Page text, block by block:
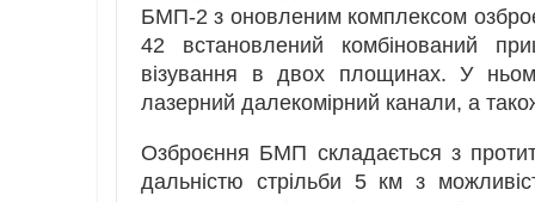
БМП-2 з оновленим комплексом
42 встановлений комбінований
візування в двох площинах. У
лазерний далекомірний канали, а
Озброєння БМП складається з
дальністю стрільби 5 км з